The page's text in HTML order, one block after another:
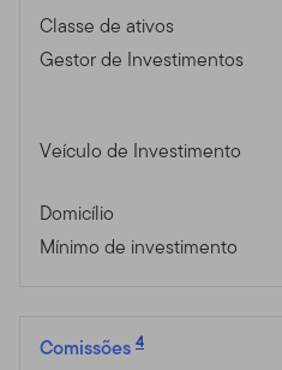
Classe de ativos
Gestor de Investimentos
Veículo de Investimento
Domicílio
Mínimo de investimento
Comissões 4